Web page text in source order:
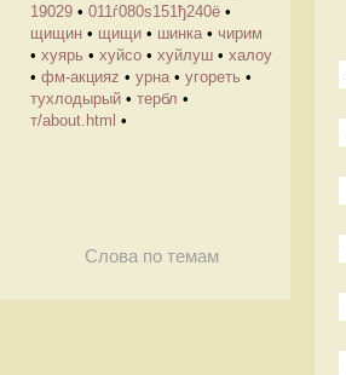
19029 • 011ѓ080ѕ151ђ240ё •
щищин • щищи • шинка • чирим
• хуярь • хуйсо • хуйлуш • халоу
• фм-акцияz • урна • угореть •
тухлодырый • тербл •
т/about.html •
Слова по темам